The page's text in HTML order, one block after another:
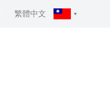
繁體中文